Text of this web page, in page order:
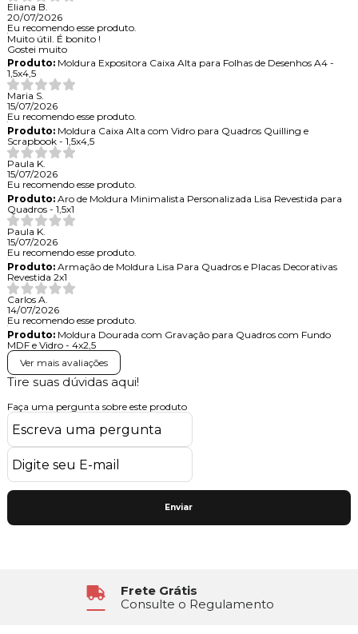
Eliana B.
20/07/2026
Eu recomendo esse produto.
Muito útil. É bonito !
Gostei muito
Produto:Moldura Expositora Caixa Alta para Folhas de Desenhos A4 -
1,5x4,5
Maria S.
15/07/2026
Eu recomendo esse produto.
Produto:Moldura Caixa Alta com Vidro para Quadros Quilling e
Scrapbook - 1,5x4,5
Paula K.
15/07/2026
Eu recomendo esse produto.
Produto:Aro de Moldura Minimalista Personalizada Lisa Revestida para
Quadros - 1,5x1
Paula K.
15/07/2026
Eu recomendo esse produto.
Produto:Armação de Moldura Lisa Para Quadros e Placas Decorativas
Revestida 2x1
Carlos A.
14/07/2026
Eu recomendo esse produto.
Produto:Moldura Dourada com Gravação para Quadros com Fundo
MDF e Vidro - 4x2,5
Ver mais avaliações
Tire suas dúvidas aqui!
Faça uma pergunta sobre este produto
Enviar
Frete Grátis
Consulte o Regulamento